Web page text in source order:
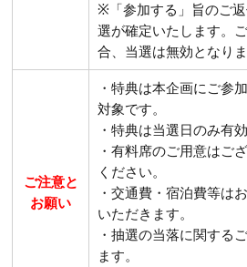
※「参加する」旨のご
選が確定いたします。
合、当選は無効となり
ご注意と
お願い
・特典は本企画にご参
対象です。
・特典は当選日のみ有効
・有料席のご用意はご
ください。
・交通費・宿泊費等は
いただきます。
・抽選の当落に関する
ます。